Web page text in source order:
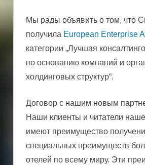
Мы рады объявить о том, что
получила European Enterprise
категории „Лучшая
по основанию компаний и
холдинговых структур“.
Договор с нашим новым
Наши клиенты и читатели
имеют преимущество
специальных преимуществ
отелей по всему миру. Эти